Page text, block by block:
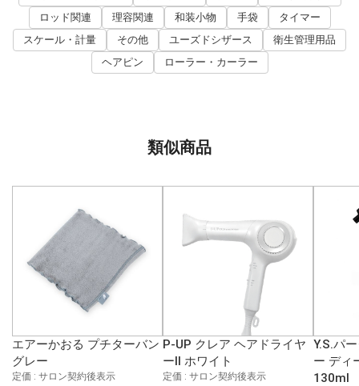
ロッド関連
理容関連 和装小物 手袋
タイマー
スケール・計量
その他 ユーズドシザース
衛生管理用品
ヘアピン
ローラー・カーラー
類似商品
エアーかおる プチターバン
グレー
定価 : サロン契約後表示
P-UP クレア ヘアドライヤ
ーⅡ ホワイト
定価 : サロン契約後表示
Y.S.パ
ー ディ
130ml